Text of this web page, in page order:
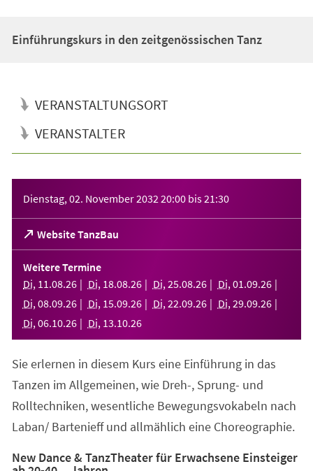
Einführungskurs in den zeitgenössischen Tanz
VERANSTALTUNGSORT
VERANSTALTER
Dienstag, 02. November 2032 20:00 bis21:30
Website TanzBau
(Öffnet
in
einem
neuen
Tab)
Weitere Termine
Di, 11 .08.26 Di, 18.08.26 Di, 25.08.26 Di, 01 .09.26
Di, 08.09.26 Di, 15.09.26 Di, 22.09.26 Di, 29.09.26
Di, 06.10.26 Di, 13.10.26
Sie erlernen in diesem Kurs eine Einführung in das
Tanzen im Allgemeinen, wie Dreh-, Sprung- und
Rolltechniken, wesentliche Bewegungsvokabeln nach
Laban/ Bartenieff und allmählich eine Choreographie.
New Dance & TanzTheater für Erwachsene Einsteiger